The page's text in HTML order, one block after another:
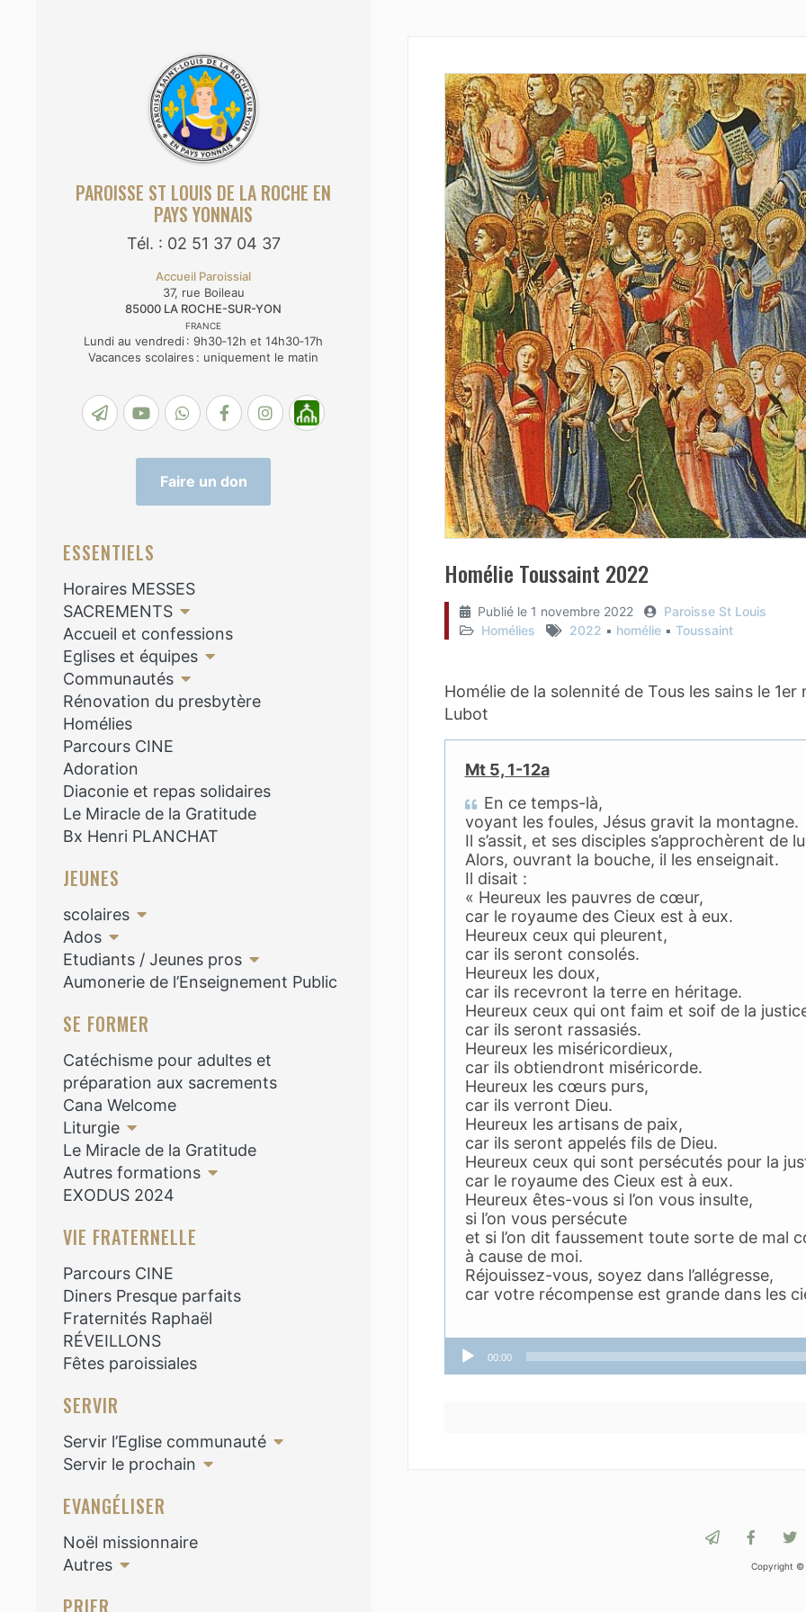
PAROISSE ST LOUIS DE LA ROCHE EN
PAYS YONNAIS
Tél. : 02 51 37 04 37
Accueil Paroissial
37, rue Boileau
85000 LA ROCHE-SUR-YON
FRANCE
Lundi au vendredi : 9h30‑12h et 14h30‑17h
Vacances scolaires : uniquement le matin
Faire un don
ESSENTIELS
Horaires MESSES
SACREMENTS
Accueil et confessions
Eglises et équipes
Communautés
Rénovation du presbytère
Homélies
Parcours CINE
Adoration
Diaconie et repas solidaires
Le Miracle de la Gratitude
Bx Henri PLANCHAT
JEUNES
scolaires
Ados
Etudiants / Jeunes pros
Aumonerie de l’Enseignement Public
SE FORMER
Catéchisme pour adultes et
préparation aux sacrements
Cana Welcome
Liturgie
Le Miracle de la Gratitude
Autres formations
EXODUS 2024
VIE FRATERNELLE
Parcours CINE
Diners Presque parfaits
Fraternités Raphaël
RÉVEILLONS
Fêtes paroissiales
SERVIR
Servir l’Eglise communauté
Servir le prochain
EVANGÉLISER
Noël missionnaire
Autres
Homélie Toussaint 2022
Publié le 1 novembre 2022
Paroisse St Louis
Homélies
2022 ▪︎ homélie▪︎ Toussaint
Homélie de la solennité de Tous les sains le
Lubot
Mt 5, 1-12a
En ce temps-là,
voyant les foules, Jésus gravit la montagne.
Il s’assit, et ses disciples s’approchèrent de
Alors, ouvrant la bouche, il les enseignait.
Il disait :
« Heureux les pauvres de cœur,
car le royaume des Cieux est à eux.
Heureux ceux qui pleurent,
car ils seront consolés.
Heureux les doux,
car ils recevront la terre en héritage.
Heureux ceux qui ont faim et soif de la
car ils seront rassasiés.
Heureux les miséricordieux,
car ils obtiendront miséricorde.
Heureux les cœurs purs,
car ils verront Dieu.
Heureux les artisans de paix,
car ils seront appelés fils de Dieu.
Heureux ceux qui sont persécutés pour la
car le royaume des Cieux est à eux.
Heureux êtes-vous si l’on vous insulte,
si l’on vous persécute
et si l’on dit faussement toute sorte de mal
à cause de moi.
Réjouissez-vous, soyez dans l’allégresse,
car votre récompense est grande dans les
Lecteur
audio
00:00
Copyright ©